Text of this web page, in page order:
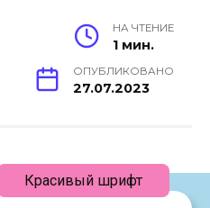
НА ЧТЕНИЕ
1 мин.
ОПУБЛИКОВАНО
27.07.2023
Красивый шрифт